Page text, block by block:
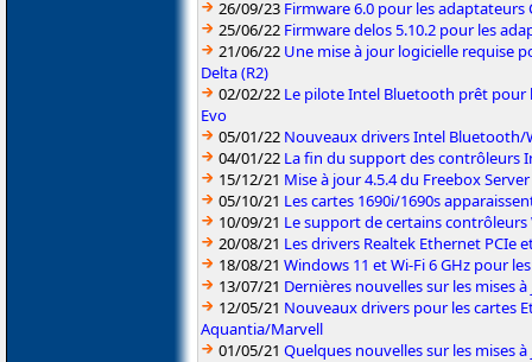
26/09/23 Firmware 6.0 pour les adaptateurs
25/06/22 Firmware delos 5.10.2 pour les
21/06/22 Une mise à jour logicielle requise
Delta (R2)
02/02/22 Le pilote Intel Bluetooth prêt pour
Evo
05/01/22 Nouveaux drivers Intel Bluetooth/
04/01/22 La fin du support des contrôleurs
15/12/21 Mise à jour 4.5.4 du Freebox Server
05/10/21 Les cartes 1690i/1690s
10/09/21 Le support de certains contrôleurs
20/08/21 Les drivers Realtek Ethernet PCIe
18/08/21 Windows 11 et Wi-Fi 6 GHz pour
13/07/21 Dernières nouvelles sur les mises
12/05/21 Nouveaux drivers pour les cartes
Aquantia/Marvell
01/05/21 Quelques nouvelles sur les mises